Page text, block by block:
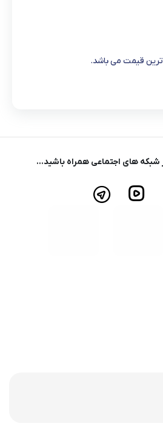
ترین قیمت می باشد.
شبکه های اجتماعی همراه باشید...